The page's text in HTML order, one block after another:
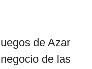
de Azar
de las